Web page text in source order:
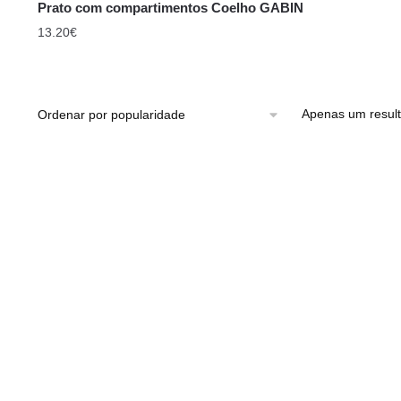
Prato com compartimentos Coelho GABIN
13.20€
Apenas um